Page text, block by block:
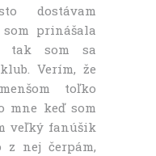
dostávam
prinášala
tak som sa
Verím, že
toľko
mne keď som
veľký fanúšik
z nej čerpám,